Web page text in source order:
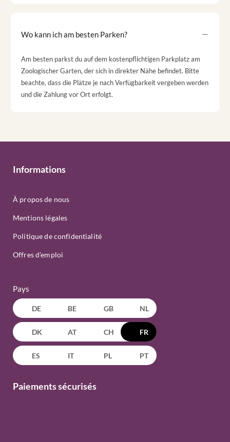
Wo kann ich am besten Parken?
Am besten parkst du auf dem kostenpflichtigen Parkplatz am
Zoologischer Garten, der sich in direkter Nähe befindet. Bitte
beachte, dass die Plätze je nach Verfügbarkeit vergeben werden
und die Zahlung vor Ort erfolgt.
Informations
À propos de nous
Mentions légales
Politique de confidentialité
Offres d'emploi
Pays
DE BE GB NL
DK AT CH FR
ES IT PL PT
Paiements sécurisés